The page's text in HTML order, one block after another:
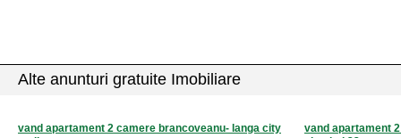
Alte anunturi gratuite Imobiliare
vand apartament 2 camere brancoveanu- langa city
vand apartament